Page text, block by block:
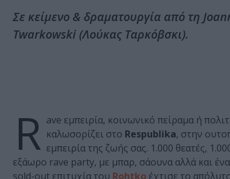
Σε κείμενο & δραματουργία από τη
Twarkowski (Λούκας Ταρκόβσκι).
R ave εμπειρία, κοινωνικό πείραμα ή
καλωσορίζει στο Respublika, στην
εμπειρία της ζωής σας. 1.000 θεατές,
εξάωρο rave party, με μπαρ, σάουνα αλλά και
sold-out επιτυχία του Rohtko έχτισε το